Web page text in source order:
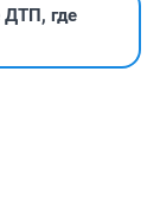
ДТП, где